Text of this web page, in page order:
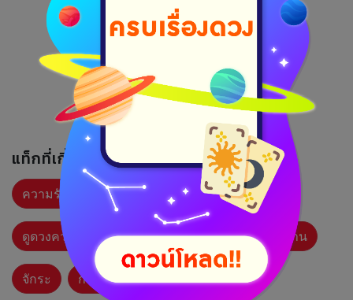
Aim_Cosmic Blueprint
แท็กที่เกี่ยวข้อง :
ความรัก ดูดวง ความรู้ดูดวง
ดูดวงความสัมพันธ์ ศาสตร์ตะวันตก พลังงาน
จักระ การใช้ชีวิต